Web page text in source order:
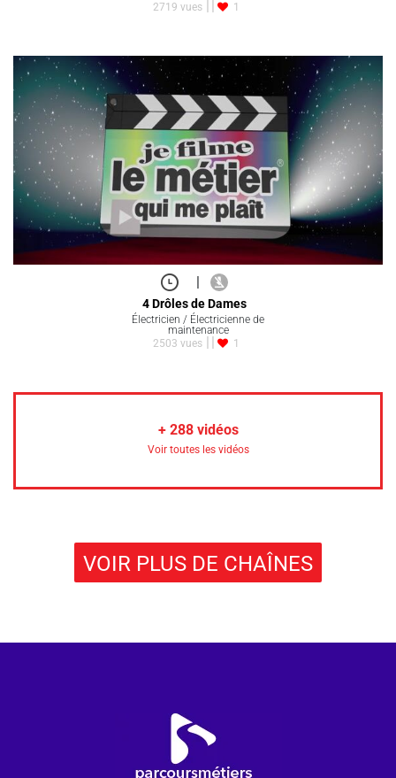
2719 vues
1
|
4 Drôles de Dames
Électricien / Électricienne de
maintenance
2503 vues
1
+ 288vidéos
Voir toutes les vidéos
VOIR PLUS DE CHAÎNES